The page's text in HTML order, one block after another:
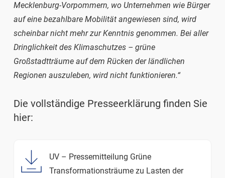
Mecklenburg-Vorpommern, wo Unternehmen wie Bürger
auf eine bezahlbare Mobilität angewiesen sind, wird
scheinbar nicht mehr zur Kenntnis genommen. Bei aller
Dringlichkeit des Klimaschutzes – grüne
Großstadtträume auf dem Rücken der ländlichen
Regionen auszuleben, wird nicht funktionieren.“
Die vollständige Presseerklärung finden Sie
hier:
UV – Pressemitteilung Grüne
Transformationsträume zu Lasten der